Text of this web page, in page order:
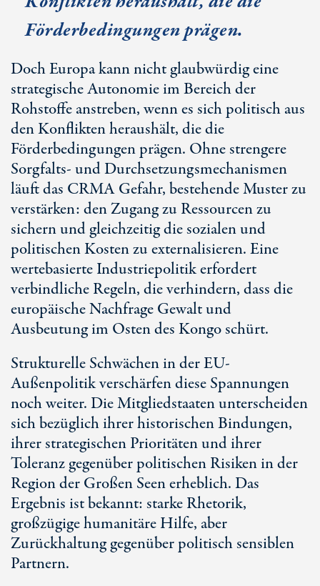
Förderbedingungen prägen.
Doch Europa kann nicht glaubwürdig eine
strategische Autonomie im Bereich der
Rohstoffe anstreben, wenn es sich politisch aus
den Konflikten heraushält, die die
Förderbedingungen prägen. Ohne strengere
Sorgfalts- und Durchsetzungsmechanismen
läuft das CRMA Gefahr, bestehende Muster zu
verstärken: den Zugang zu Ressourcen zu
sichern und gleichzeitig die sozialen und
politischen Kosten zu externalisieren. Eine
wertebasierte Industriepolitik erfordert
verbindliche Regeln, die verhindern, dass die
europäische Nachfrage Gewalt und
Ausbeutung im Osten des Kongo schürt.
Strukturelle Schwächen in der EU-
Außenpolitik verschärfen diese Spannungen
noch weiter. Die Mitgliedstaaten unterscheiden
sich bezüglich ihrer historischen Bindungen,
ihrer strategischen Prioritäten und ihrer
Toleranz gegenüber politischen Risiken in der
Region der Großen Seen erheblich. Das
Ergebnis ist bekannt: starke Rhetorik,
großzügige humanitäre Hilfe, aber
Zurückhaltung gegenüber politisch sensiblen
Partnern.